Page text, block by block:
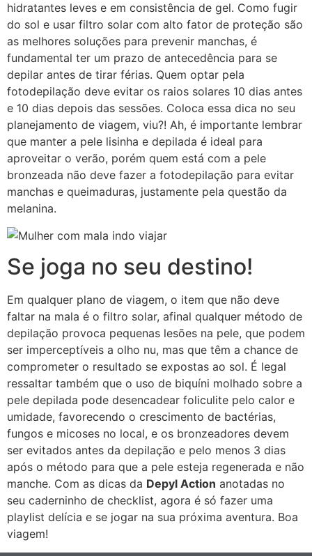
hidratantes leves e em consistência de gel. Como fugir
do sol e usar filtro solar com alto fator de proteção são
as melhores soluções para prevenir manchas, é
fundamental ter um prazo de antecedência para se
depilar antes de tirar férias. Quem optar pela
fotodepilação deve evitar os raios solares 10 dias antes
e 10 dias depois das sessões. Coloca essa dica no seu
planejamento de viagem, viu?! Ah, é importante lembrar
que manter a pele lisinha e depilada é ideal para
aproveitar o verão, porém quem está com a pele
bronzeada não deve fazer a fotodepilação para evitar
manchas e queimaduras, justamente pela questão da
melanina.
Se joga no seu destino!
Em qualquer plano de viagem, o item que não deve
faltar na mala é o filtro solar, afinal qualquer método de
depilação provoca pequenas lesões na pele, que podem
ser imperceptíveis a olho nu, mas que têm a chance de
comprometer o resultado se expostas ao sol. É legal
ressaltar também que o uso de biquíni molhado sobre a
pele depilada pode desencadear foliculite pelo calor e
umidade, favorecendo o crescimento de bactérias,
fungos e micoses no local, e os bronzeadores devem
ser evitados antes da depilação e pelo menos 3 dias
após o método para que a pele esteja regenerada e não
manche. Com as dicas da Depyl Action anotadas no
seu caderninho de checklist, agora é só fazer uma
playlist delícia e se jogar na sua próxima aventura. Boa
viagem!